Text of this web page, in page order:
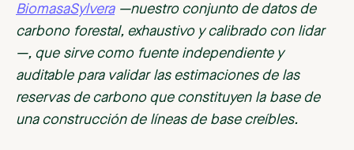
BiomasaSylvera—nuestro conjunto de datos de
carbono forestal, exhaustivo y calibrado con lidar
—, que sirve como fuente independiente y
auditable para validar las estimaciones de las
reservas de carbono que constituyen la base de
una construcción de líneas de base creíbles.